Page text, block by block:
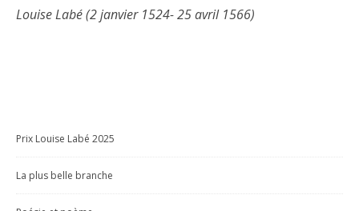
Louise Labé (2 janvier 1524- 25 avril 1566)
Prix Louise Labé 2025
La plus belle branche